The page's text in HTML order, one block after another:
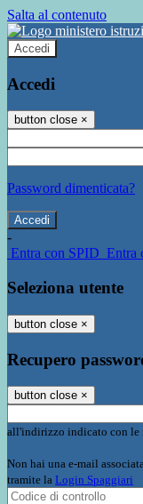
Salta al contenuto
Accedi
Accedi
button close ×
Password dimenticata?
-
Entra con SPID Entra
Seleziona utente
button close ×
Recupero
button close ×
all'indirizzo indicato con le
Non hai una e-mail
tramite la Login Spaggiari